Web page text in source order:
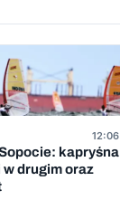
12:06
kapryśna
drugim oraz